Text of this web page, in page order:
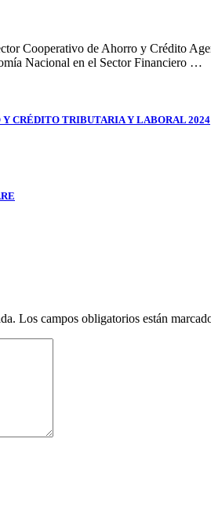
Cooperativo de Ahorro y Crédito
Nacional en el Sector Financiero …
CRÉDITO TRIBUTARIA Y LABORAL 2024
Los campos obligatorios están